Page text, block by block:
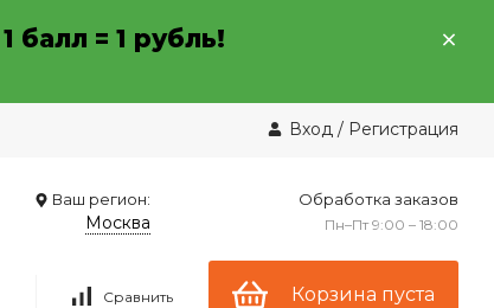
1 балл = 1 рубль!
Вход / Регистрация
Ваш регион:
Москва
Обработка заказов
Пн–Пт 9:00 – 18:00
Сравнить Корзина пуста